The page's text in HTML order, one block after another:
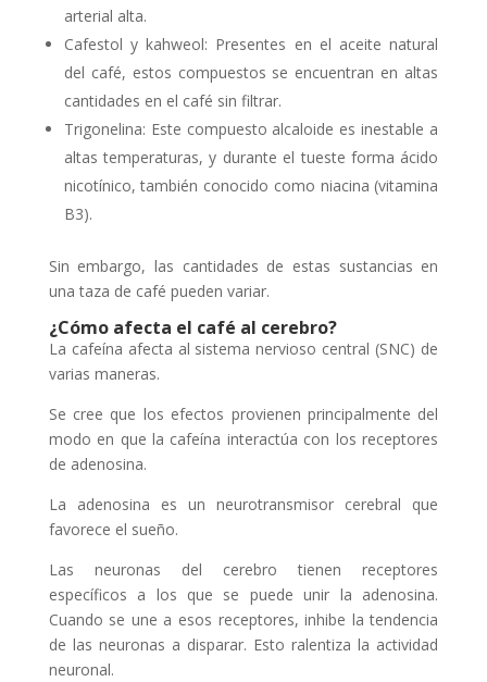
arterial alta.
Cafestol y kahweol: Presentes en el aceite natural
del café, estos compuestos se encuentran en altas
cantidades en el café sin filtrar.
Trigonelina: Este compuesto alcaloide es inestable a
altas temperaturas, y durante el tueste forma ácido
nicotínico, también conocido como niacina (vitamina
B3).
Sin embargo, las cantidades de estas sustancias en
una taza de café pueden variar.
¿Cómo afecta el café al cerebro?
La cafeína afecta al sistema nervioso central (SNC) de
varias maneras.
Se cree que los efectos provienen principalmente del
modo en que la cafeína interactúa con los receptores
de adenosina.
La adenosina es un neurotransmisor cerebral que
favorece el sueño.
Las neuronas del cerebro tienen receptores
específicos a los que se puede unir la adenosina.
Cuando se une a esos receptores, inhibe la tendencia
de las neuronas a disparar. Esto ralentiza la actividad
neuronal.